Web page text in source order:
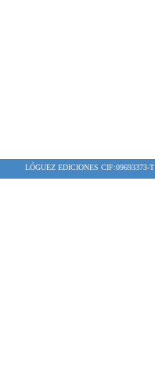
LÓGUEZ EDICIONES CIF:09693373-T